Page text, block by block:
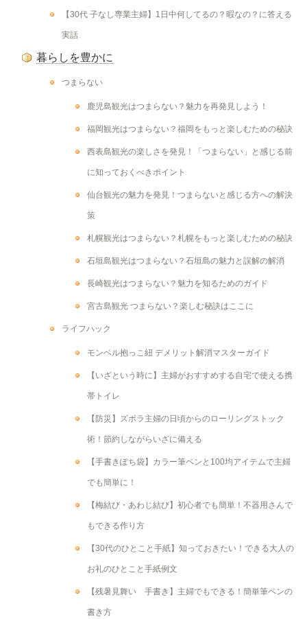
【30代 子なし専業主婦】1日中何してるの？暇なの？に答える
実話
暮らしを豊かに
つまらない
鹿児島観光はつまらない？魅力を再発見しよう！
福岡観光はつまらない？福岡をもっと楽しむための秘訣
西表島観光の楽しさを発見！「つまらない」と感じる前
に知っておくべきポイント
仙台観光の魅力を発見！つまらないと感じる方への解決
策
札幌観光はつまらない？札幌をもっと楽しむための秘訣
石垣島観光はつまらない？石垣島の魅力と誤解の解消
長崎観光はつまらない？魅力を知るためのガイド
宮古島観光 つまらない？楽しむ秘訣はここに
ライフハック
モンベル抱っこ紐 デメリット解消マスターガイド
【いざという時に】主婦がおすすめする自宅で使える携
帯トイレ
【防災】ズボラ主婦の日頃からのローリングストック
術！節約しながらいざに備える
【手書きぽち袋】カラー筆ペンと100均アイテムで主婦
でも簡単に！
【梅結び・あわじ結び】初心者でも簡単！不器用さんで
もできる作り方
【30代のひとこと手紙】知っておきたい！できる大人の
お礼のひとこと手紙例文
【残暑見舞い 手書き】主婦でもできる！簡単筆ペンの
書き方